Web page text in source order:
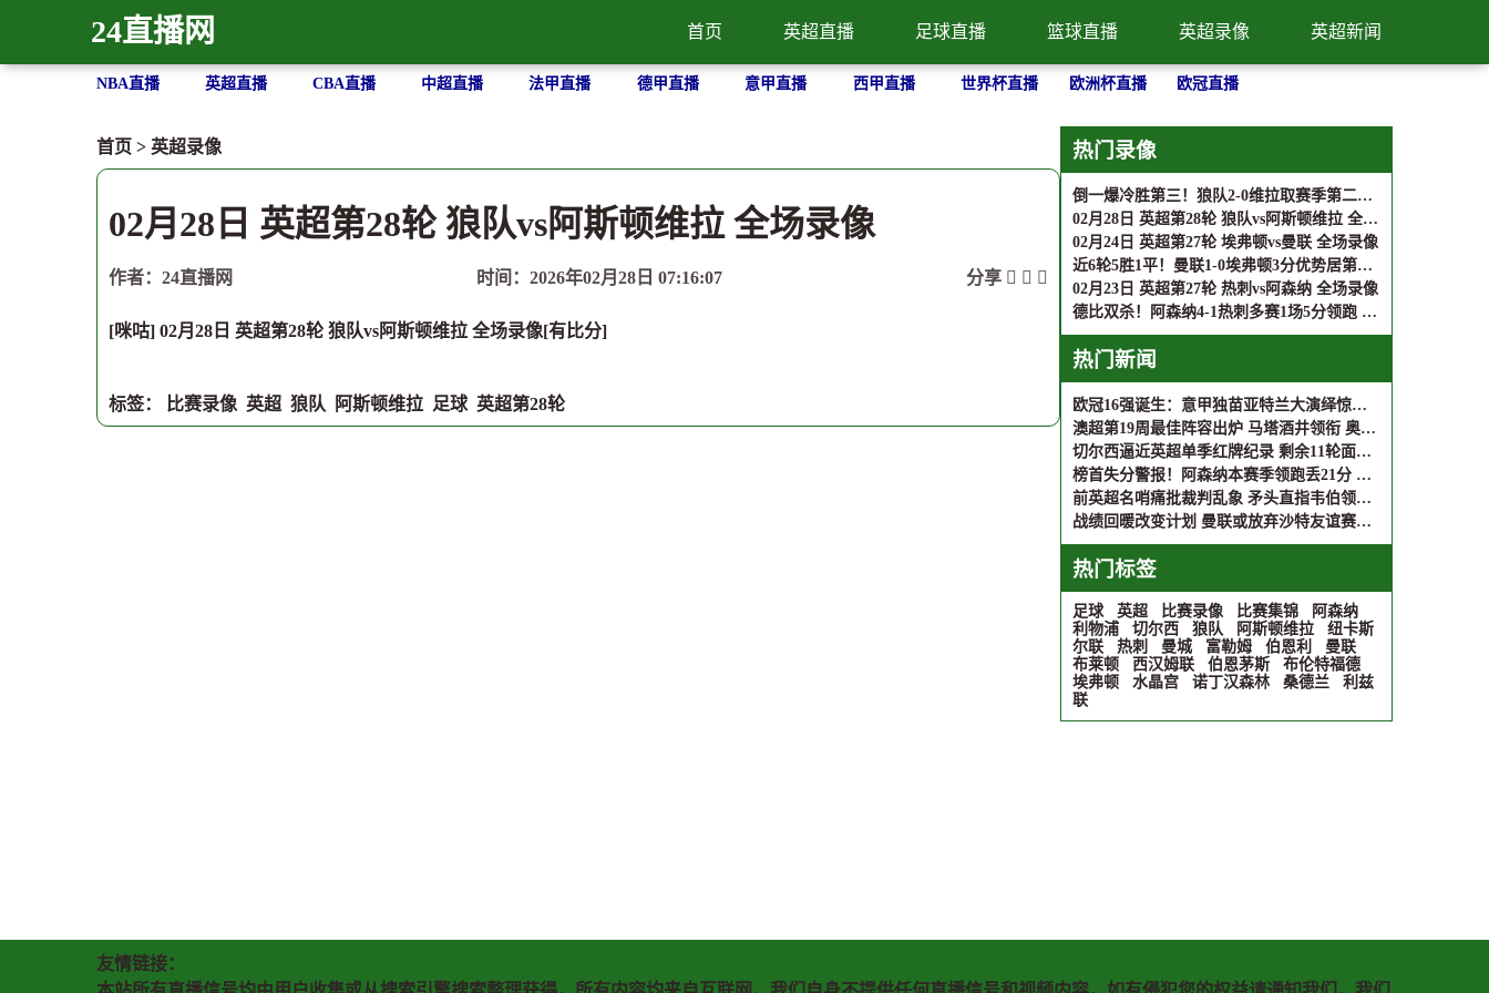
24直播网 首页 英超直播 足球直播 篮球直播 英超录像 英超新闻
NBA直播 英超直播 CBA直播 中超直播 法甲直播 德甲直播 意甲直播 西甲直播 世界杯直播 欧洲杯直播 欧冠直播
首页 > 英超录像
02月28日 英超第28轮 狼队vs阿斯顿维拉 全场录像
作者：24直播网 时间：2026年02月28日 07:16:07 分享
[咪咕] 02月28日 英超第28轮 狼队vs阿斯顿维拉 全场录像[有比分]
标签： 比赛录像 英超 狼队 阿斯顿维拉 足球 英超第28轮
热门录像
倒一爆冷胜第三！狼队2-0维拉取赛季第二胜 若昂·戈麦斯破门
02月28日 英超第28轮 狼队vs阿斯顿维拉 全场录像
02月24日 英超第27轮 埃弗顿vs曼联 全场录像
近6轮5胜1平！曼联1-0埃弗顿3分优势居第四 舍什科连场替补破门
02月23日 英超第27轮 热刺vs阿森纳 全场录像
德比双杀！阿森纳4-1热刺多赛1场5分领跑 埃泽约克雷斯均双响
热门新闻
欧冠16强诞生：意甲独苗亚特兰大演绎惊天逆转 巴黎晋级前景堪忧
澳超第19周最佳阵容出炉 马塔酒井领衔 奥克兰FC成最大赢家
切尔西逼近英超单季红牌纪录 剩余11轮面临历史性挑战
榜首失分警报！阿森纳本赛季领跑丢21分 追平上赛季总和
前英超名哨痛批裁判乱象 矛头直指韦伯领导不力
战绩回暖改变计划 曼联或放弃沙特友谊赛行程
热门标签
足球 英超 比赛录像 比赛集锦
阿森纳
利物浦
切尔西 狼队 阿斯顿维拉
纽卡斯
尔联
热刺 曼城 富勒姆 伯恩利
曼联
布莱顿
西汉姆联 伯恩茅斯
布伦特福德
埃弗顿
水晶宫 诺丁汉森林 桑德兰
利兹
联
友情链接：